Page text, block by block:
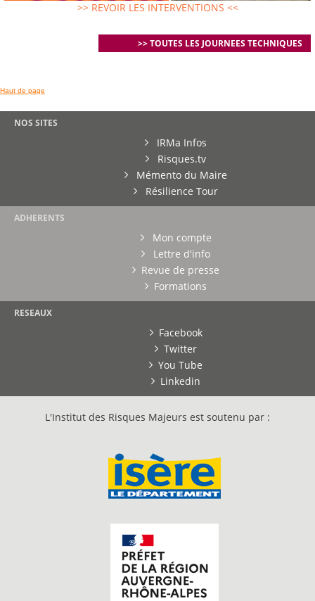
>> REVOIR LES INTERVENTIONS <<
>> TOUTES LES JOURNEES TECHNIQUES
Haut de page
NOS SITES
IRMa Infos
Risques.tv
Mémento du Maire
Résilience Tour
ADHERENTS
Mon compte
Lettre d'info
Revue de presse
Formations
RESEAUX
Facebook
Twitter
You Tube
Linkedin
L'Institut des Risques Majeurs est soutenu par :